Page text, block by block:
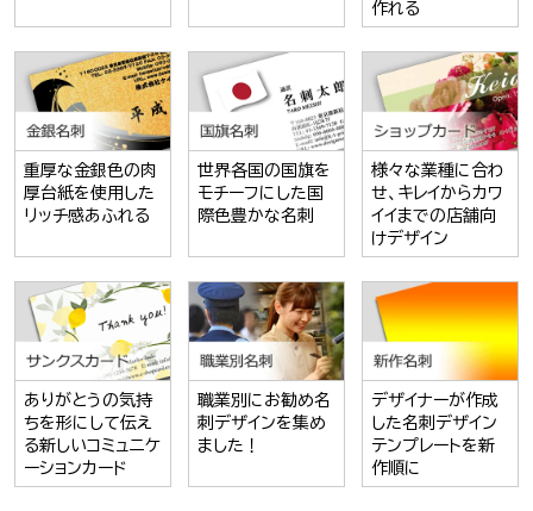
作れる
重厚な金銀色の肉
厚台紙を使用した
リッチ感あふれる
世界各国の国旗を
モチーフにした国
際色豊かな名刺
様々な業種に合わ
せ、キレイからカワ
イイまでの店舗向
けデザイン
ありがとうの気持
ちを形にして伝え
る新しいコミュニケ
ーションカード
職業別にお勧め名
刺デザインを集め
ました！
デザイナーが作成
した名刺デザイン
テンプレートを新
作順に